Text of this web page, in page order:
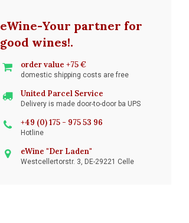
eWine-Your partner for
good wines!.
order value +75 €
domestic shipping costs are free
United Parcel Service
Delivery is made door-to-door ba UPS
+49 (0) 175 - 975 53 96
Hotline
eWine "Der Laden"
Westcellertorstr. 3, DE-29221 Celle